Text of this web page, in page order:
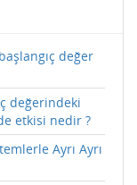
değer
değerindeki
etkisi nedir ?
Ayrı Ayrı